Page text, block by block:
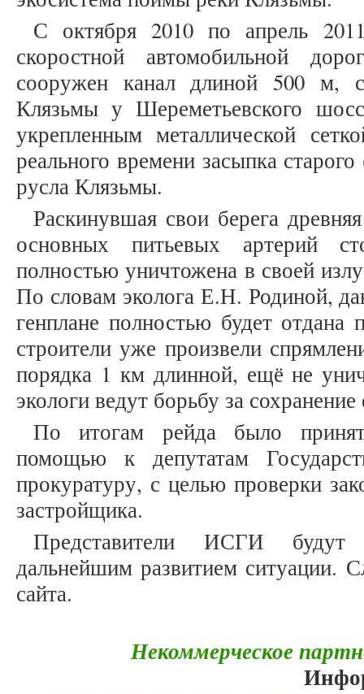
С октября 2010 по апрель
скоростной автомобильной
сооружен канал длиной 500 м,
Клязьмы у Шереметьевского
укрепленным металлической
реального времени засыпка
русла Клязьмы.
Раскинувшая свои берега
основных питьевых артерий
полностью уничтожена в своей
По словам эколога Е.Н. Родиной,
генплане полностью будет отдана
строители уже произвели
порядка 1 км длинной, ещё не
экологи ведут борьбу за
По итогам рейда было
помощью к депутатам
прокуратуру, с целью проверки
застройщика.
Представители ИСГИ будут
дальнейшим развитием ситуации.
сайта.
Некоммерческое